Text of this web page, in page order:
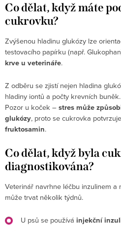
Co dělat, když máte
cukrovku?
Zvýšenou hladinu glukózy lze
testovacího papírku (např.
krve u veterináře.
Z odběru se zjistí nejen hladina
hladiny iontů a počty krevních buněk.
Pozor u koček –stres může
glukózy, proto se cukrovka
fruktosamin.
Co dělat, když byla
diagnostikována?
Veterinář navrhne léčbu inzulinem a
může trvat několik týdnů.
U psů se používá injekční